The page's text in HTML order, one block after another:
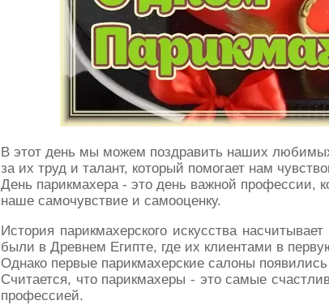
В этот день мы можем поздравить наших
за их труд и талант, который помогает нам
День парикмахера - это день важной профессии,
наше самочувствие и самооценку.
История парикмахерского искусства
были в Древнем Египте, где их клиентами в
Однако первые парикмахерские салоны
Считается, что парикмахеры - это самые
профессией.